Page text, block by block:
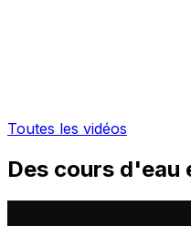
Toutes les vidéos
Des cours d'eau